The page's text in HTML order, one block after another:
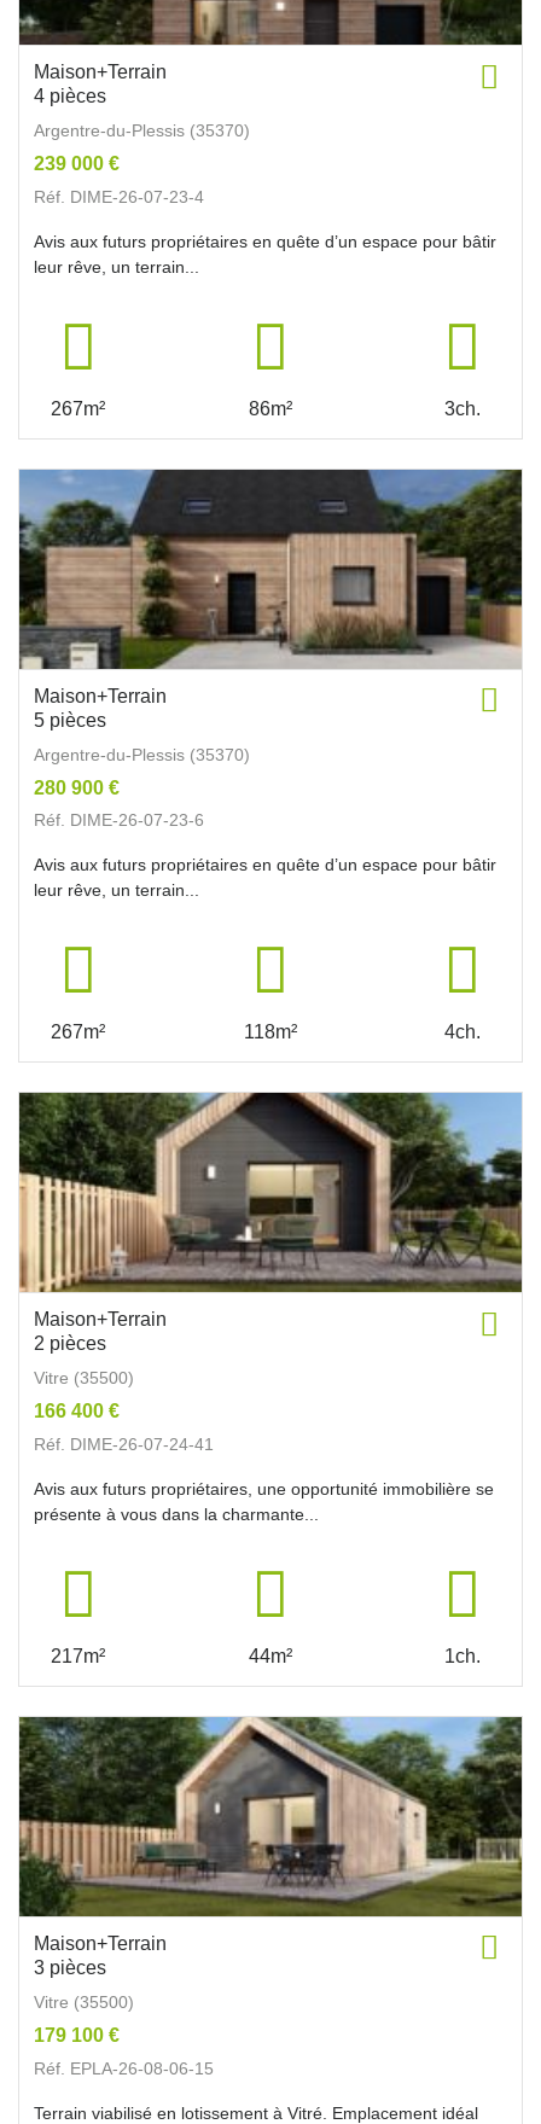
Maison+Terrain
4 pièces
Argentre-du-Plessis (35370)
239 000 €
Réf. DIME-26-07-23-4
Avis aux futurs propriétaires en quête d’un espace pour bâtir
leur rêve, un terrain...
267m² 86m² 3ch.
Maison+Terrain
5 pièces
Argentre-du-Plessis (35370)
280 900 €
Réf. DIME-26-07-23-6
Avis aux futurs propriétaires en quête d’un espace pour bâtir
leur rêve, un terrain...
267m² 118m² 4ch.
Maison+Terrain
2 pièces
Vitre (35500)
166 400 €
Réf. DIME-26-07-24-41
Avis aux futurs propriétaires, une opportunité immobilière se
présente à vous dans la charmante...
217m² 44m² 1ch.
Maison+Terrain
3 pièces
Vitre (35500)
179 100 €
Réf. EPLA-26-08-06-15
Terrain viabilisé en lotissement à Vitré. Emplacement idéal